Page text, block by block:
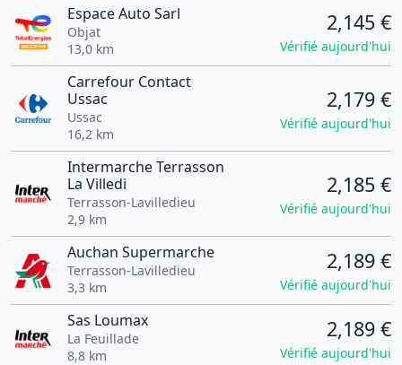
Espace Auto Sarl
Objat
13,0 km
2,145 €
Vérifié aujourd'hui
Carrefour Contact
Ussac
Ussac
16,2 km
2,179 €
Vérifié aujourd'hui
Intermarche Terrasson
La Villedi
Terrasson-Lavilledieu
2,9 km
2,185 €
Vérifié aujourd'hui
Auchan Supermarche
Terrasson-Lavilledieu
3,3 km
2,189 €
Vérifié aujourd'hui
Sas Loumax
La Feuillade
8,8 km
2,189 €
Vérifié aujourd'hui